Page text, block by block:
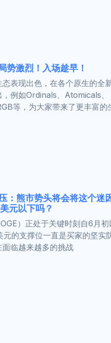
势激烈！入场趁早！
态表现出色，在各个原生的全
例如Ordinals、Atomicals、
等，为大家带来了更丰富的
：熊市势头将会将这个迷
元以下吗？
）正处于关键时刻自6月初
的支撑位一直是买家的坚实
面临越来越多的挑战